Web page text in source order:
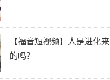
【福音短视频】人是进化来
的吗？